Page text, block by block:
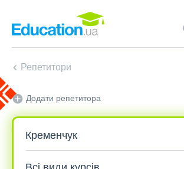
Репетитори
Додати репетитора